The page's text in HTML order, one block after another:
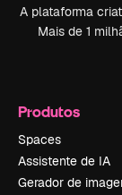
A plataforma
Mais de 1
Produtos
Spaces
Assistente de IA
Gerador de